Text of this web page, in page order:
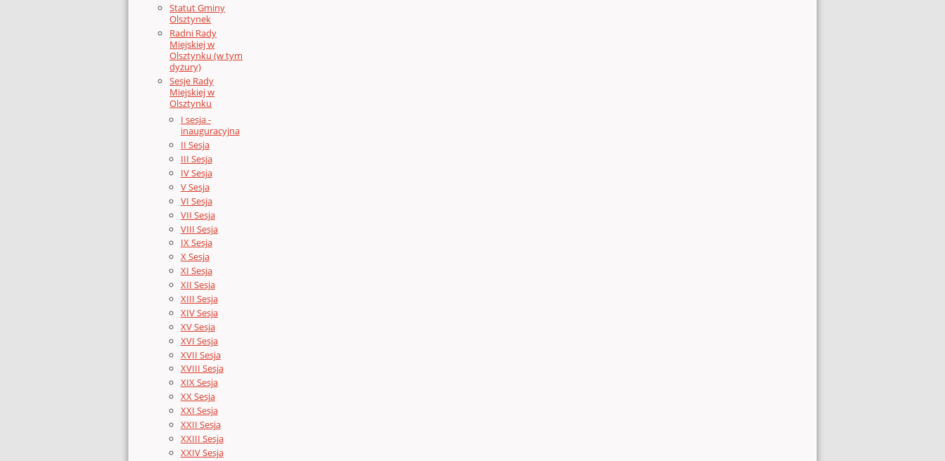
Statut Gminy
Olsztynek
Radni Rady
Miejskiej w
Olsztynku (w tym
dyżury)
Sesje Rady
Miejskiej w
Olsztynku
I sesja -
inauguracyjna
II Sesja
III Sesja
IV Sesja
V Sesja
VI Sesja
VII Sesja
VIII Sesja
IX Sesja
X Sesja
XI Sesja
XII Sesja
XIII Sesja
XIV Sesja
XV Sesja
XVI Sesja
XVII Sesja
XVIII Sesja
XIX Sesja
XX Sesja
XXI Sesja
XXII Sesja
XXIII Sesja
XXIV Sesja